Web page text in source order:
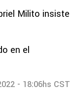
Milito insiste
en el
- 18:06hs CST